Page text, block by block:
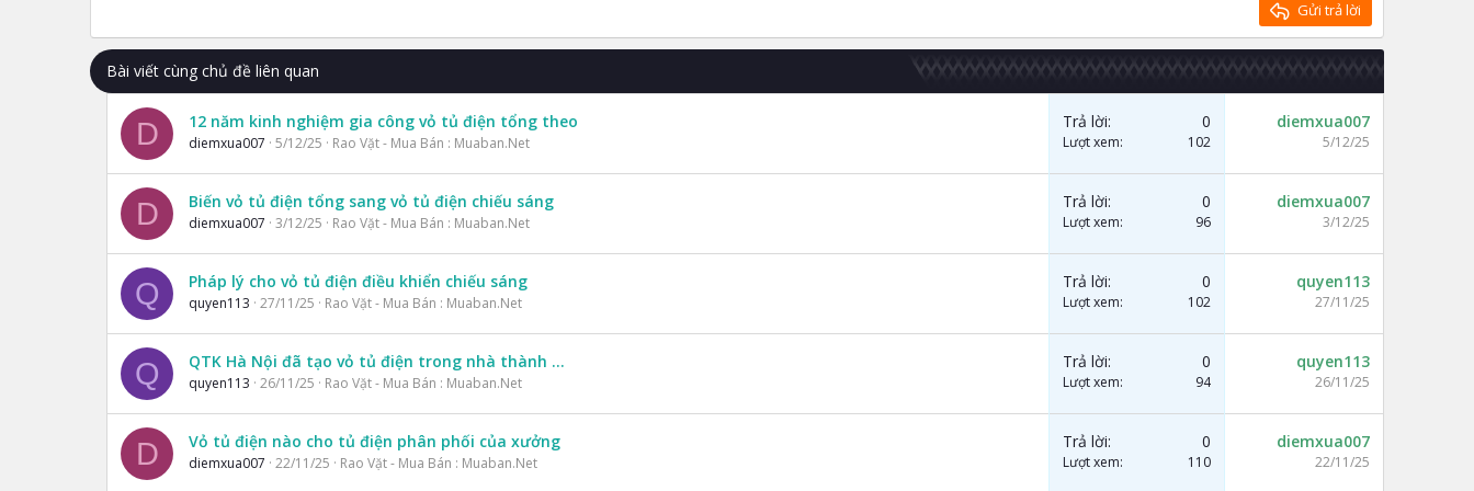
Verdana
Gửi trả lời
Bài viết cùng chủ đề liên quan
D 12 năm kinh nghiệm gia công vỏ tủ điện tổng theo
diemxua007 5/12/25 Rao Vặt - Mua Bán : Muaban.Net
Trả lời 0
Lượt xem 102
diemxua007
5/12/25
D Biến vỏ tủ điện tổng sang vỏ tủ điện chiếu sáng
diemxua007 3/12/25 Rao Vặt - Mua Bán : Muaban.Net
Trả lời 0
Lượt xem 96
diemxua007
3/12/25
Q Pháp lý cho vỏ tủ điện điều khiển chiếu sáng
quyen113 27/11/25 Rao Vặt - Mua Bán : Muaban.Net
Trả lời 0
Lượt xem 102
quyen113
27/11/25
Q QTK Hà Nội đã tạo vỏ tủ điện trong nhà thành ...
quyen113 26/11/25 Rao Vặt - Mua Bán : Muaban.Net
Trả lời 0
Lượt xem 94
quyen113
26/11/25
D Vỏ tủ điện nào cho tủ điện phân phối của xưởng
diemxua007 22/11/25 Rao Vặt - Mua Bán : Muaban.Net
Trả lời 0
Lượt xem 110
diemxua007
22/11/25